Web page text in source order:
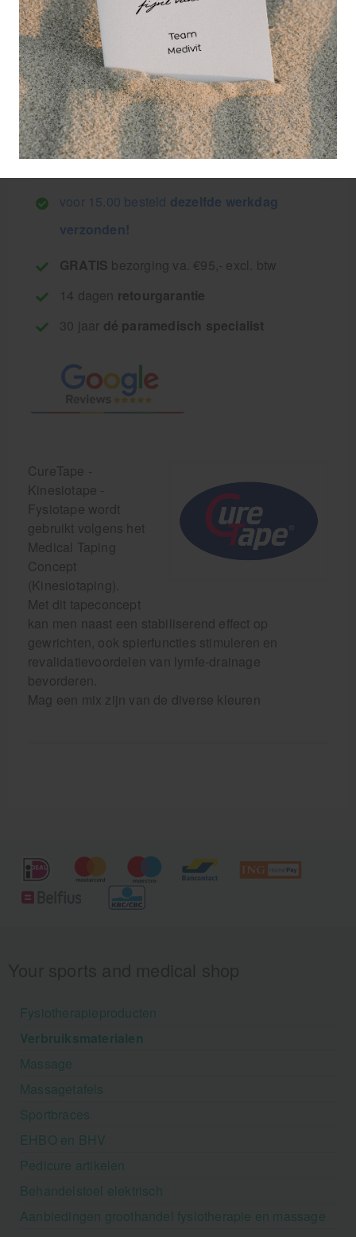
10,25
8,71 incl.
9% BTW
Staffelkorting
Vanaf 12 stuks 8,51 (-17 %)
Vanaf 18 stuks 8,20 (-20 %)
voor 15.00 besteld dezelfde werkdag
verzonden!
GRATIS bezorging va. €95,- excl. btw
14 dagen retourgarantie
30 jaar dé paramedisch specialist
CureTape -
Kinesiotape -
Fysiotape wordt
gebruikt volgens het
Medical Taping
Concept
(Kinesiotaping).
Met dit tapeconcept
kan men naast een stabiliserend effect op
gewrichten, ook spierfuncties stimuleren en
revalidatievoordelen van lymfe-drainage
bevorderen.
Mag een mix zijn van de diverse kleuren
Fysiotherapieproducten
Verbruiksmaterialen
Massage
Massagetafels
Sportbraces
EHBO en BHV
Pedicure artikelen
Behandelstoel elektrisch
Aanbiedingen groothandel fysiotherapie en massage